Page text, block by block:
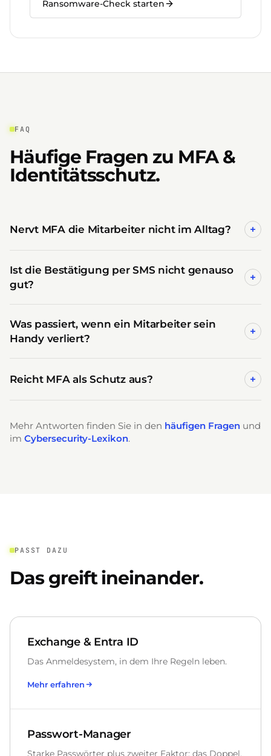
Ransomware-Check starten
FAQ
Häufige Fragen zu MFA &
Identitätsschutz.
Nervt MFA die Mitarbeiter nicht im Alltag? +
Ist die Bestätigung per SMS nicht genauso
gut?
+
Was passiert, wenn ein Mitarbeiter sein
Handy verliert?
+
Reicht MFA als Schutz aus? +
Mehr Antworten finden Sie in den häufigen Fragen und
im Cybersecurity-Lexikon.
PASST DAZU
Das greift ineinander.
Exchange & Entra ID
Das Anmeldesystem, in dem Ihre Regeln leben.
Mehr erfahren
Passwort-Manager
Starke Passwörter plus zweiter Faktor: das Doppel.